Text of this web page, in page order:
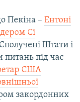
Пекіна – Ентоні
Сі
Штати і
питань під час
США
закордонних